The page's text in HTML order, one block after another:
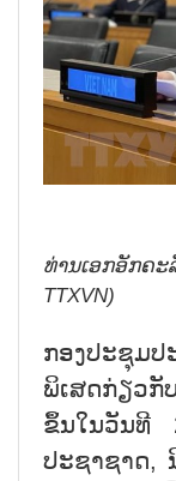
ທ່ານເອກອັກ
TTXVN)
ກອງປະຊຸມປ
ພິເສດກ່ຽວ
ຂຶ້ນໃນວັນທີ
ປະຊາຊາດ,